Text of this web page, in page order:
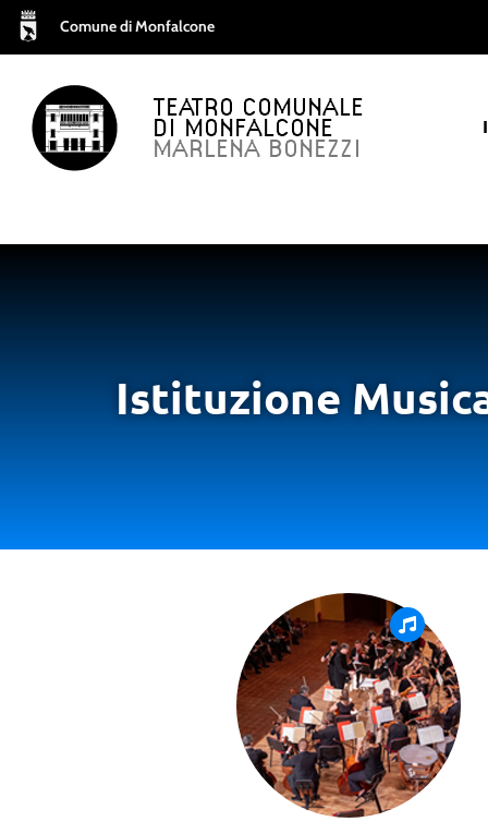
Comune di Monfalcone
TEATRO COMUNALE
DI MONFALCONE
MARLENA BONEZZI
Istituzione